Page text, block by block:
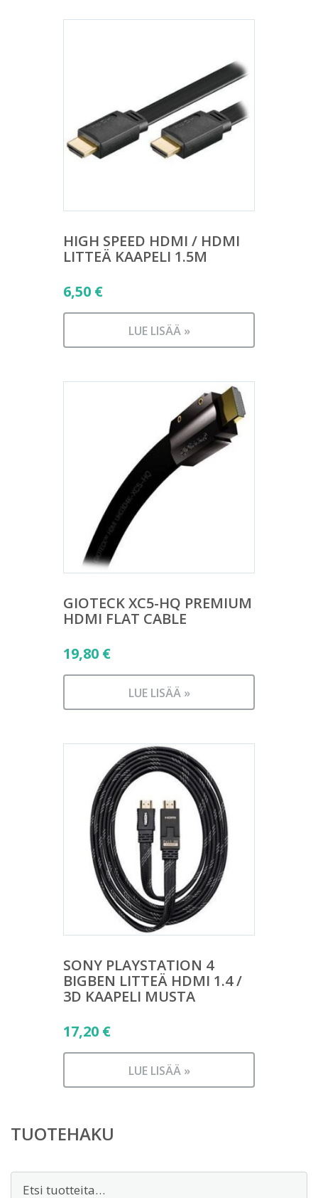
HIGH SPEED HDMI / HDMI
LITTEÄ KAAPELI 1.5M
6,50 €
LUE LISÄÄ »
GIOTECK XC5-HQ PREMIUM
HDMI FLAT CABLE
19,80 €
LUE LISÄÄ »
SONY PLAYSTATION 4
BIGBEN LITTEÄ HDMI 1.4 /
3D KAAPELI MUSTA
17,20 €
LUE LISÄÄ »
TUOTEHAKU